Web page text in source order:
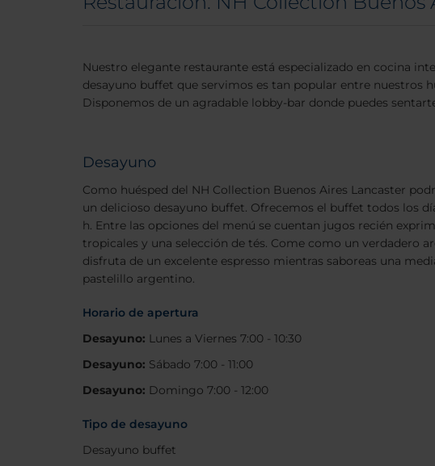
Nuestro elegante restaurante está especializado en cocina
desayuno buffet que servimos es tan popular entre nuestros
Disponemos de un agradable lobby-bar donde puedes
Desayuno
Como huésped del NH Collection Buenos Aires Lancaster
un delicioso desayuno buffet. Ofrecemos el buffet todos los
h. Entre las opciones del menú se cuentan jugos recién
tropicales y una selección de tés. Come como un verdadero
disfruta de un excelente espresso mientras saboreas una
pastelillo argentino.
Horario de apertura
Desayuno: Lunes a Viernes 7:00 - 10:30
Desayuno: Sábado 7:00 - 11:00
Desayuno: Domingo 7:00 - 12:00
Tipo de desayuno
Desayuno buffet